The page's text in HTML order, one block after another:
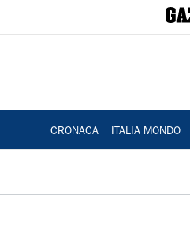
CRONACA ITALIA MONDO